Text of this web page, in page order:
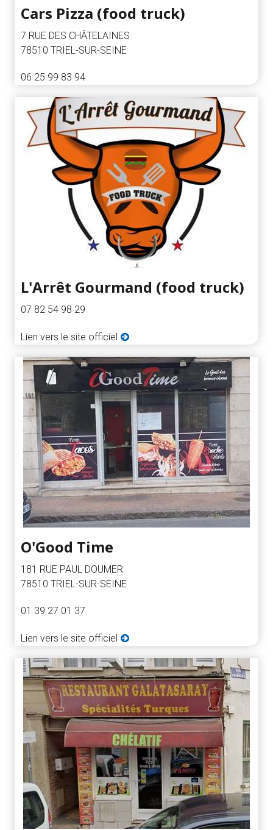
Cars Pizza (food truck)
7 RUE DES CHÂTELAINES
78510 TRIEL-SUR-SEINE
06 25 99 83 94
L'Arrêt Gourmand (food truck)
07 82 54 98 29
Lien vers le site officiel
O'Good Time
181 RUE PAUL DOUMER
78510 TRIEL-SUR-SEINE
01 39 27 01 37
Lien vers le site officiel